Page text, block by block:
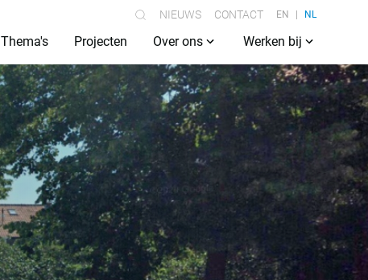
NIEUWS CONTACT EN NL
Thema's Projecten Over ons Werken bij